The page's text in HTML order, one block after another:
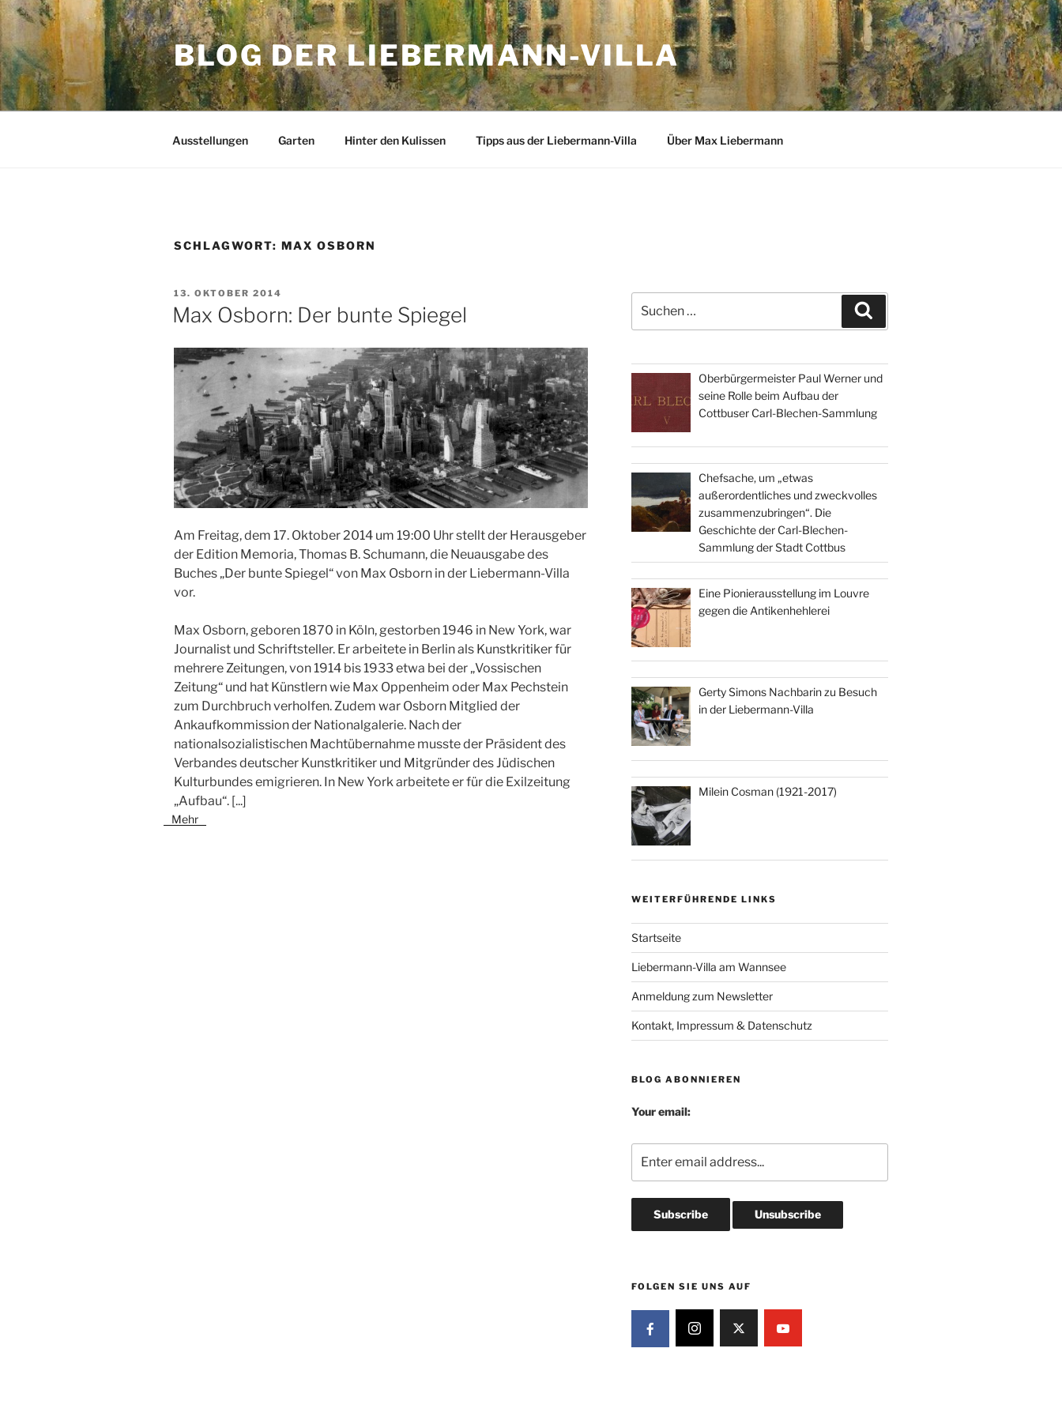
Zum
Inhalt
springen
BLOG DER LIEBERMANN-VILLA
Ausstellungen Garten Hinter den Kulissen Tipps aus der Liebermann-Villa Über Max Liebermann
SCHLAGWORT: MAX OSBORN
VERÖFFENTLICHT
AM
13. OKTOBER 2014
Max Osborn: Der bunte Spiegel
Am Freitag, dem 17. Oktober 2014 um 19:00 Uhr stellt der Herausgeber
der Edition Memoria, Thomas B. Schumann, die Neuausgabe des
Buches „Der bunte Spiegel“ von Max Osborn in der Liebermann-Villa
vor.
Max Osborn, geboren 1870 in Köln, gestorben 1946 in New York, war
Journalist und Schriftsteller. Er arbeitete in Berlin als Kunstkritiker für
mehrere Zeitungen, von 1914 bis 1933 etwa bei der „Vossischen
Zeitung“ und hat Künstlern wie Max Oppenheim oder Max Pechstein
zum Durchbruch verholfen. Zudem war Osborn Mitglied der
Ankaufkommission der Nationalgalerie. Nach der
nationalsozialistischen Machtübernahme musste der Präsident des
Verbandes deutscher Kunstkritiker und Mitgründer des Jüdischen
Kulturbundes emigrieren. In New York arbeitete er für die Exilzeitung
„Aufbau“. [...]
Mehr
nach:
Oberbürgermeister Paul Werner und
seine Rolle beim Aufbau der
Cottbuser Carl-Blechen-Sammlung
Chefsache, um „etwas
außerordentliches und zweckvolles
zusammenzubringen“. Die
Geschichte der Carl-Blechen-
Sammlung der Stadt Cottbus
Eine Pionierausstellung im Louvre
gegen die Antikenhehlerei
Gerty Simons Nachbarin zu Besuch
in der Liebermann-Villa
Milein Cosman (1921-2017)
WEITERFÜHRENDE LINKS
Startseite
Liebermann-Villa am Wannsee
Anmeldung zum Newsletter
Kontakt, Impressum & Datenschutz
BLOG ABONNIEREN
Your email:
FOLGEN SIE UNS AUF